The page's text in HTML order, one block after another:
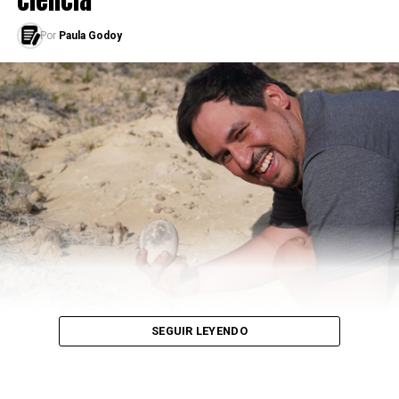
analfabetismo y la mortalidad infantil?
-Exacto. Cuba tuvo y tiene sus problemas, pero resolvió
cuestiones que hoy parecen insuperables en Argentina.
–¿Qué sucedería si se desconoce la deuda externa?
-Peor que ahora no vamos a estar. Y van a quedar en el
país millones de dólares que actualmente se nos van por
esos pagos.
–Si no se pudiese lograr la revolución socialista,
¿podríamos, de mínima, aspirar a un capitalismo
alternativa?
Por Paula Godoy
SEGUIR LEYENDO